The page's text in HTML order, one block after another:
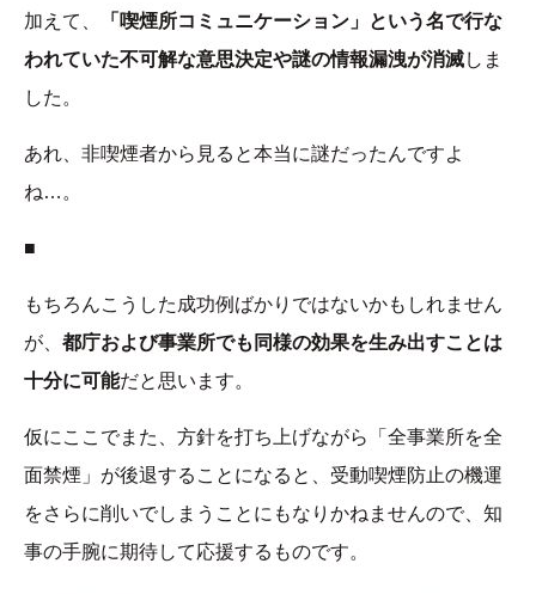
加えて、
「喫煙所コミュニケーション」という名で行な
われていた不可解な意思決定や謎の情報漏洩が消滅しま
した。
あれ、非喫煙者から見ると本当に謎だったんですよ
ね…。
■
もちろんこうした成功例ばかりではないかもしれません
が、 都庁および事業所でも同様の効果を生み出すことは
十分に可能だと思います。
仮にここでまた、方針を打ち上げながら「全事業所を全
面禁煙」が後退することになると、受動喫煙防止の機運
をさらに削いでしまうことにもなりかねませんので、知
事の手腕に期待して応援するものです。